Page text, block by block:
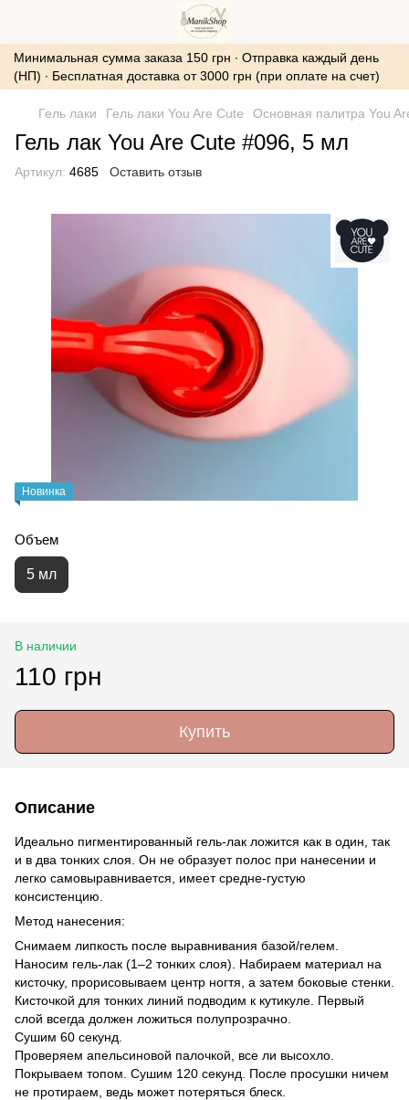
Минимальная сумма заказа 150 грн ∙ Отправка каждый день
(НП) ∙ Бесплатная доставка от 3000 грн (при оплате на счет)
Гель лаки Гель лаки You Are Cute Основная палитра You
Гель лак You Are Cute #096, 5 мл
Артикул: 4685 Оставить отзыв
Новинка
Объем
5 мл
В наличии
110 грн
Купить
Описание
Идеально пигментированный гель-лак ложится как в один, так
и в два тонких слоя. Он не образует полос при нанесении и
легко самовыравнивается, имеет средне-густую
консистенцию.
Метод нанесения:
Снимаем липкость после выравнивания базой/гелем.
Наносим гель-лак (1–2 тонких слоя). Набираем материал на
кисточку, прорисовываем центр ногтя, а затем боковые стенки.
Кисточкой для тонких линий подводим к кутикуле. Первый
слой всегда должен ложиться полупрозрачно.
Сушим 60 секунд.
Проверяем апельсиновой палочкой, все ли высохло.
Покрываем топом. Сушим 120 секунд. После просушки ничем
не протираем, ведь может потеряться блеск.